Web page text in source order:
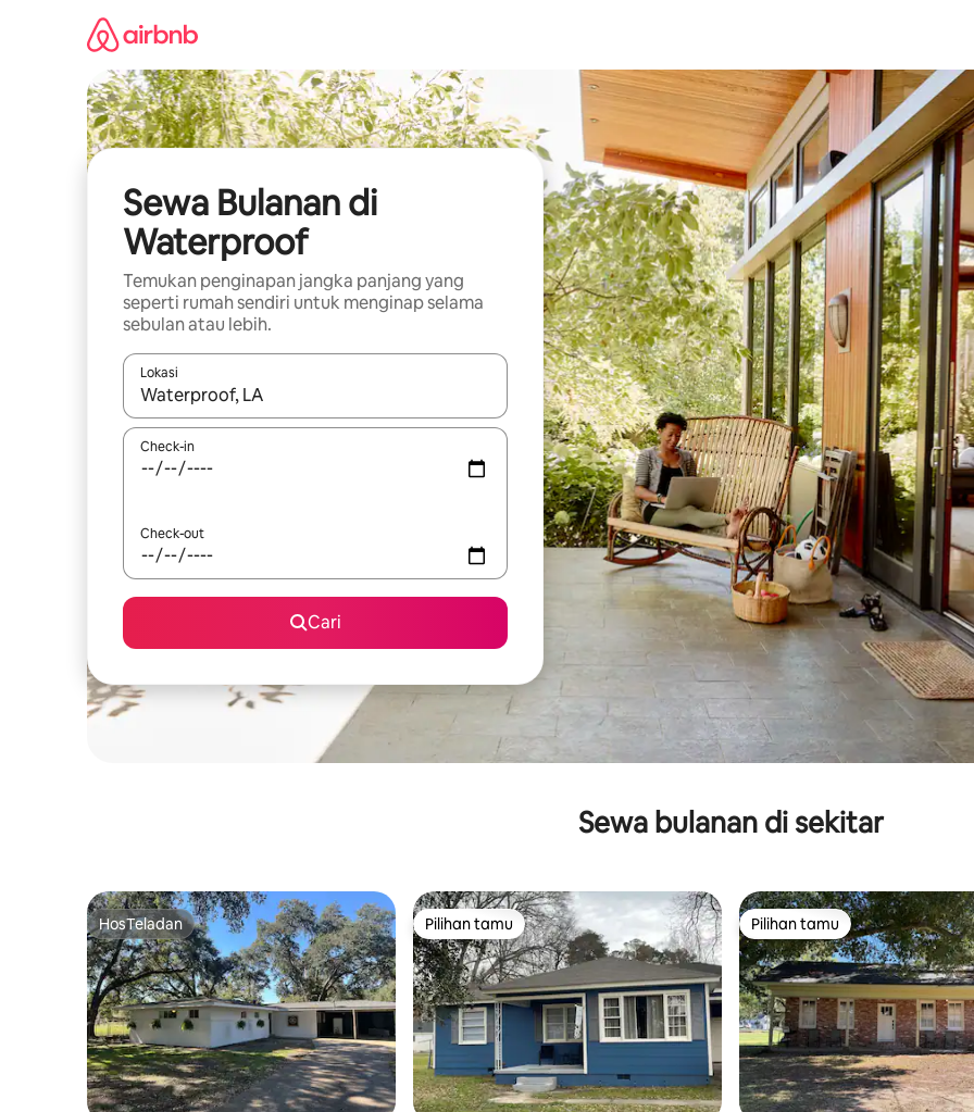
Sewa Bulanan di
Waterproof
Temukan penginapan jangka panjang yang
seperti rumah sendiri untuk menginap selama
sebulan atau lebih.
Lokasi
Jika hasil yang dicari tersedia, telusuri dengan tombol panah ke atas dan ke bawah atau jelajahi dengan sentuhan atau
Check-in
Check-out
Cari
Sewa bulanan di sekitar
HosTeladan
HosTeladan Pilihan tamu
Pilihan tamu Pilihan tamu
Pilihan tamu